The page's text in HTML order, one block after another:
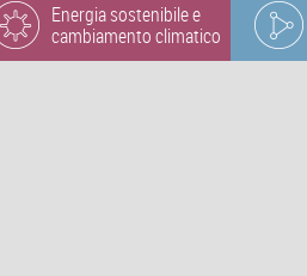
Energia sostenibile e
cambiamento climatico